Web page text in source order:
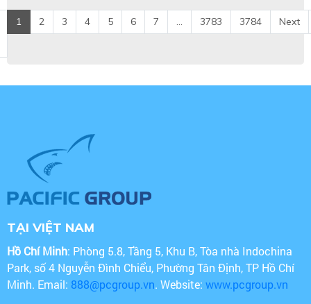
1 2 3 4 5 6 7 ... 3783 3784 Next
TẠI VIỆT NAM
Hồ Chí Minh: Phòng 5.8, Tầng 5, Khu B, Tòa nhà Indochina
Park, số 4 Nguyễn Đình Chiểu, Phường Tân Định, TP Hồ Chí
Minh. Email: 888@pcgroup.vn. Website: www.pcgroup.vn